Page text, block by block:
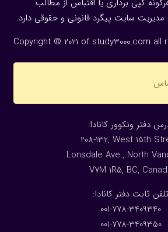
سایت پیگرد قانونی و حقوقی دارد.
Copyright © 2021 of study3000.com
دفتر ونکوور کانادا
208-132, West 15th
Lonsdale Ave., North
V7M 1R5, BC,
:تلفن ثابت دفتر کانادا
001-778-3409340
001-778-3409350